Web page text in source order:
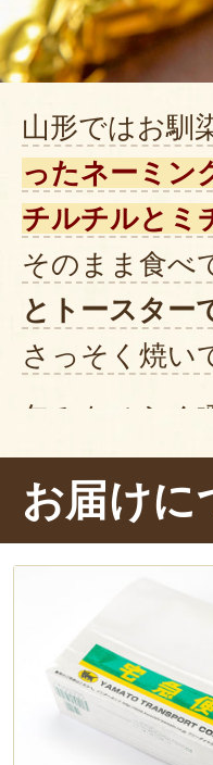
山形ではお馴
ったネーミン
チルチルとミ
そのまま食べ
とトースター
さっそく焼い
包みをひらく
甘く芳醇なバ
ました。この
さしい甘さ
じるチーズの
ですね。バ
お届けに